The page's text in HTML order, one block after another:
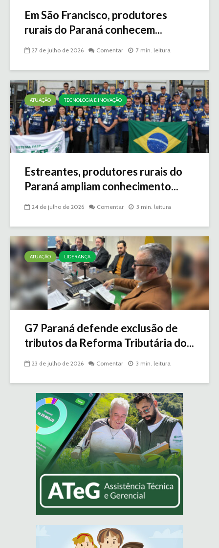
Em São Francisco, produtores
rurais do Paraná conhecem...
27 de julho de 2026 Comentar 7 min. leitura
ATUAÇÃO TECNOLOGIA E INOVAÇÃO
Estreantes, produtores rurais do
Paraná ampliam conhecimento...
24 de julho de 2026 Comentar 3 min. leitura
ATUAÇÃO LIDERANÇA
G7 Paraná defende exclusão de
tributos da Reforma Tributária do...
23 de julho de 2026 Comentar 3 min. leitura